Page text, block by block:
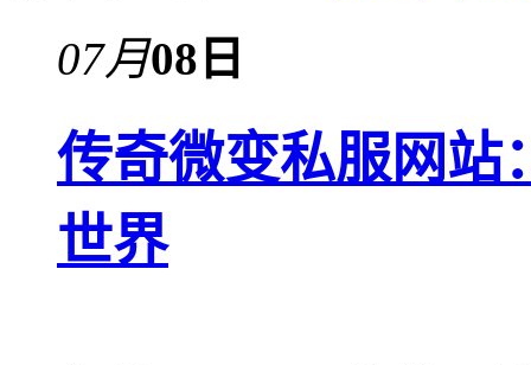
07月08日
传奇微变私服网站
世界